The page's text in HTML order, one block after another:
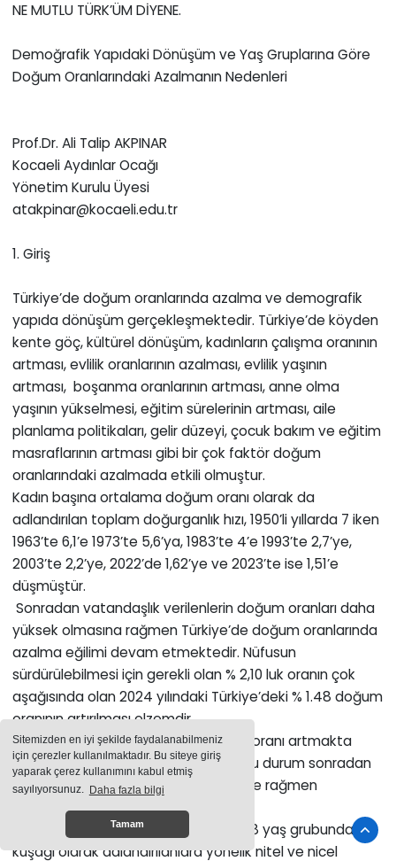
Sitemizden en iyi şekilde faydalanabilmeniz
için çerezler kullanılmaktadır. Bu siteye giriş
yaparak çerez kullanımını kabul etmiş
sayılıyorsunuz. Daha fazla bilgi
Tamam
NE MUTLU TÜRK’ÜM DİYENE.
Demoğrafik Yapıdaki Dönüşüm ve Yaş Gruplarına Göre
Doğum Oranlarındaki Azalmanın Nedenleri
Prof.Dr. Ali Talip AKPINAR
Kocaeli Aydınlar Ocağı
Yönetim Kurulu Üyesi
atakpinar@kocaeli.edu.tr
1. Giriş
Türkiye’de doğum oranlarında azalma ve demografik
yapıda dönüşüm gerçekleşmektedir. Türkiye’de köyden
kente göç, kültürel dönüşüm, kadınların çalışma oranının
artması, evlilik oranlarının azalması, evlilik yaşının
artması, boşanma oranlarının artması, anne olma
yaşının yükselmesi, eğitim sürelerinin artması, aile
planlama politikaları, gelir düzeyi, çocuk bakım ve eğitim
masraflarının artması gibi bir çok faktör doğum
oranlarındaki azalmada etkili olmuştur.
Kadın başına ortalama doğum oranı olarak da
adlandırılan toplam doğurganlık hızı, 1950’li yıllarda 7 iken
1963’te 6,1’e 1973’te 5,6’ya, 1983’te 4’e 1993’te 2,7’ye,
2003’te 2,2’ye, 2022’de 1,62’ye ve 2023’te ise 1,51’e
düşmüştür.
Sonradan vatandaşlık verilenlerin doğum oranları daha
yüksek olmasına rağmen Türkiye’de doğum oranlarında
azalma eğilimi devam etmektedir. Nüfusun
sürdürülebilmesi için gerekli olan % 2,10 luk oranın çok
aşağısında olan 2024 yılındaki Türkiye’deki % 1.48 doğum
oranının artırılması elzemdir.
Türkiye’nin nüfus dağılımlarında yaşlı oranı artmakta
çocuk ve genç oranı azalmaktadır. Bu durum sonradan
vatandaşlık verilenler dahil edilmesine rağmen
gerçekleşmiştir.
1997-2012 yılları arasında doğan 13-28 yaş grubundaki Z
kuşağı olarak adlandırılanlara yönelik nitel ve nicel